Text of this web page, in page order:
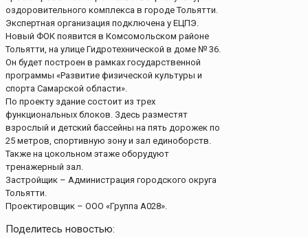
оздоровительного комплекса в городе Тольятти.
Экспертная организация подключена у ЕЦПЭ.
Новый ФОК появится в Комсомольском районе
Тольятти, на улице Гидротехнической в доме № 36.
Он будет построен в рамках государственной
программы «Развитие физической культуры и
спорта Самарской области».
По проекту здание состоит из трех
функциональных блоков. Здесь разместят
взрослый и детский бассейны на пять дорожек по
25 метров, спортивную зону и зал единоборств.
Также на цокольном этаже оборудуют
тренажерный зал.
Застройщик – Администрация городского округа
Тольятти.
Проектировщик – ООО «Группа А028».
Поделитесь новостью: